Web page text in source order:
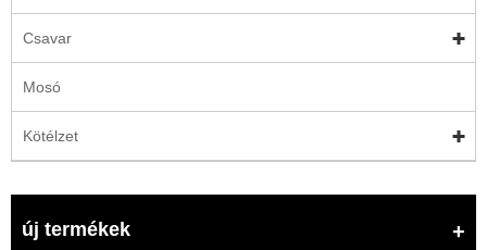
Csavar
Mosó
Kötélzet
új termékek